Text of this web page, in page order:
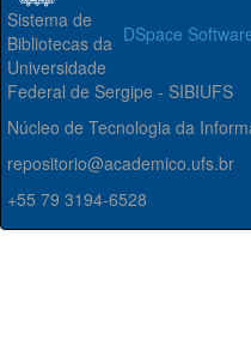
DSpace
Sistema de
Bibliotecas da
Universidade
Federal de Sergipe - SIBIUFS
Núcleo de Tecnologia da
repositorio@academico.ufs.br
+55 79 3194-6528